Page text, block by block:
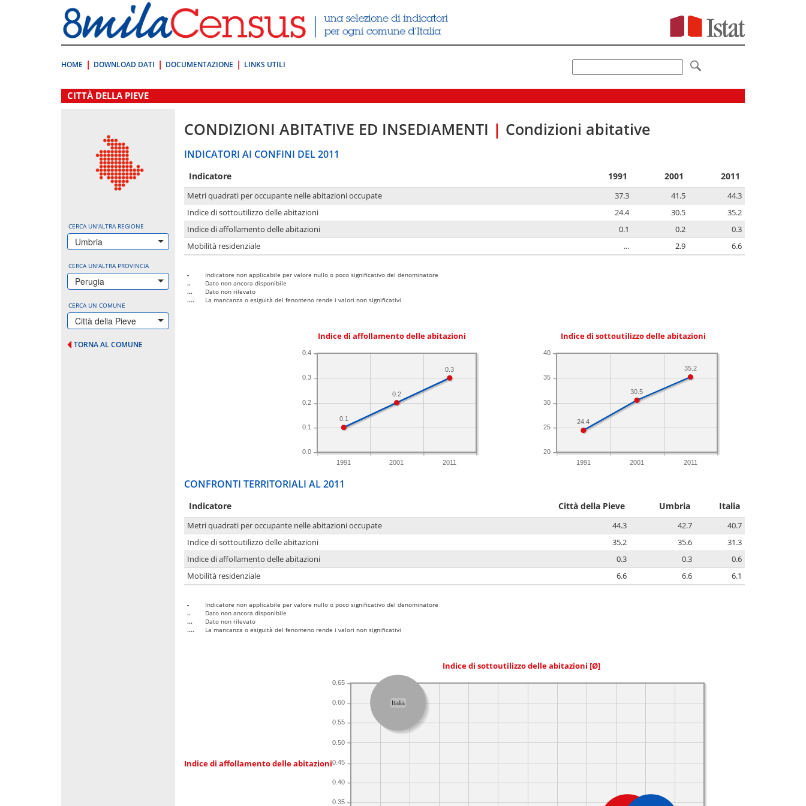
direttamente
a:
Contenuto
HOME DOWNLOAD DATI DOCUMENTAZIONE LINKS UTILI
.
CITTÀ DELLA PIEVE
CERCA UN'ALTRA REGIONE
Umbria
CERCA UN'ALTRA PROVINCIA
Perugia
CERCA UN COMUNE
Città della Pieve
TORNA AL COMUNE
CONDIZIONI ABITATIVE ED INSEDIAMENTI | Condizioni abitative
INDICATORI AI CONFINI DEL 2011
Indicatore 1991 2001 2011
Metri quadrati per occupante nelle abitazioni occupate 37.3 41.5
44.3
Indice di sottoutilizzo delle abitazioni
24.4 30.5
35.2
Indice di affollamento delle abitazioni
0.1 0.2
0.3
Mobilità residenziale
... 2.9 6.6
-
Indicatore non applicabile per valore nullo o poco significativo del denominatore
..
Dato non ancora disponibile
...
Dato non rilevato
....
La mancanza o esiguità del fenomeno rende i valori non significativi
Indice di affollamento delle abitazioni
1991 2001 2011
0.0
0.1
0.2
0.3
0.4
0.3
0.2
0.1
Indice di sottoutilizzo delle abitazioni
1991 2001 2011
20
25
30
35
40
35.2
30.5
24.4
CONFRONTI TERRITORIALI AL 2011
Indicatore Città della Pieve Umbria Italia
Metri quadrati per occupante nelle abitazioni occupate 44.3 42.7
40.7
Indice di sottoutilizzo delle abitazioni
35.2 35.6
31.3
Indice di affollamento delle abitazioni
0.3 0.3
0.6
Mobilità residenziale
6.6 6.6 6.1
-
Indicatore non applicabile per valore nullo o poco significativo del denominatore
..
Dato non ancora disponibile
...
Dato non rilevato
....
La mancanza o esiguità del fenomeno rende i valori non significativi
Indice di sottoutilizzo delle abitazioni [Ø]
Indice di affollamento delle abitazioni
0.35
0.40
0.45
0.50
0.55
0.60
0.65
Italia